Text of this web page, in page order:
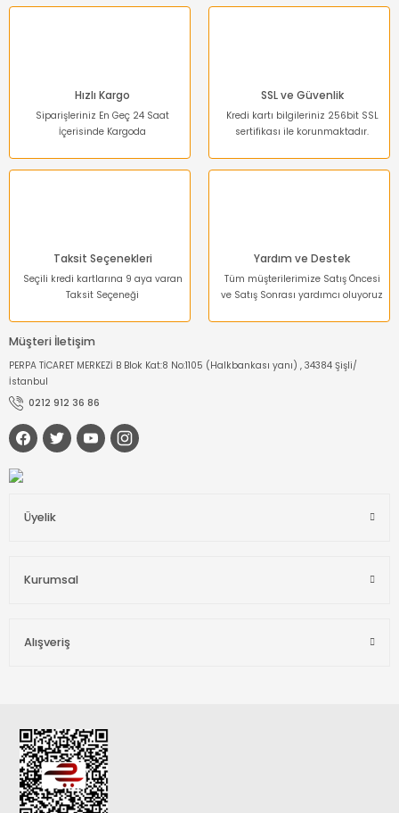
Ürün bilgilerinde hatalar bulunuyor.
Hızlı Kargo
Siparişleriniz En Geç 24 Saat
İçerisinde Kargoda
SSL ve Güvenlik
Kredi kartı bilgileriniz 256bit SSL
sertifikası ile korunmaktadır.
Taksit Seçenekleri
Seçili kredi kartlarına 9 aya varan
Taksit Seçeneği
Yardım ve Destek
Tüm müşterilerimize Satış Öncesi
ve Satış Sonrası yardımcı oluyoruz
Müşteri İletişim
PERPA TİCARET MERKEZİ B Blok Kat:8 No:1105 (Halkbankası yanı) , 34384 Şişli/
İstanbul
0212 912 36 86
Üyelik
Kurumsal
Alışveriş